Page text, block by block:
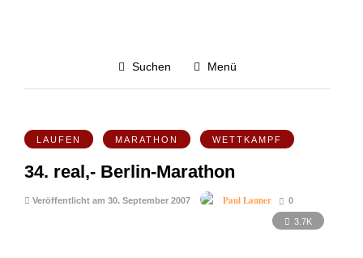
Suchen Menü
Alle blog-posts von September 2007
LAUFEN MARATHON WETTKAMPF
34. real,- Berlin-Marathon
Veröffentlicht am 30. September 2007 Paul Launer 0
3.7K